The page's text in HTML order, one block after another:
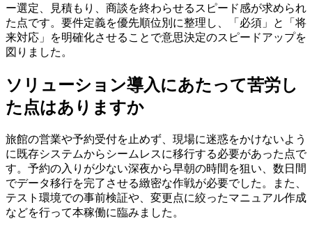
ー選定、見積もり、商談を終わらせるスピード感が求められ
た点です。要件定義を優先順位別に整理し、「必須」と「将
来対応」を明確化させることで意思決定のスピードアップを
図りました。
ソリューション導入にあたって苦労し
た点はありますか
旅館の営業や予約受付を止めず、現場に迷惑をかけないよう
に既存システムからシームレスに移行する必要があった点で
す。予約の入りが少ない深夜から早朝の時間を狙い、数日間
でデータ移行を完了させる緻密な作戦が必要でした。また、
テスト環境での事前検証や、変更点に絞ったマニュアル作成
などを行って本稼働に臨みました。